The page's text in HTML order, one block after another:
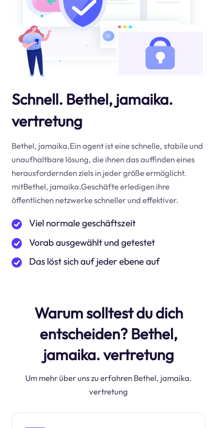
Schnell. Bethel, jamaika.
vertretung
Bethel, jamaika.Ein agent ist eine schnelle, stabile und
unaufhaltbare lösung, die ihnen das auffinden eines
herausfordernden ziels in jeder größe ermöglicht.
mitBethel, jamaika.Geschäfte erledigen ihre
öffentlichen netzwerke schneller und effektiver.
Viel normale geschäftszeit
Vorab ausgewählt und getestet
Das löst sich auf jeder ebene auf
Warum solltest du dich
entscheiden? Bethel,
jamaika. vertretung
Um mehr über uns zu erfahren Bethel, jamaika.
vertretung